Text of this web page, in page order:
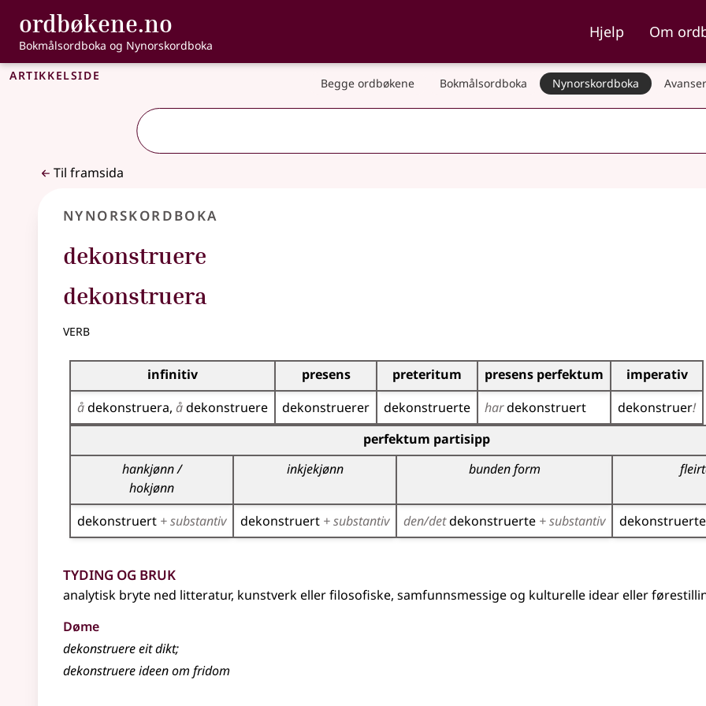
Gå til hovudinnhald
Tilgjenge
ordbøkene.no , Bokmålsordboka og Nynorskordboka
Bokmålsordboka og Nynorskordboka
Hjelp Om
Artikkelside Begge ordbøkene Bokmålsordboka Nynorskordboka
Til framsida
Nynorskordboka
dekonstruere
dekonstruera
verb
Bøyningstabell for dette verbet
infinitiv presens preteritum presens perfektum
imperativ
ådekonstruera ådekonstruere dekonstruerer dekonstruerte hardekonstruert dekonstruer!
perfektum partisipp
hankjønn /
hokjønn
inkjekjønn bunden form
dekonstruert + substantiv dekonstruert + substantiv den/detdekonstruerte + substantiv dekonstruerte
Tyding og bruk
analytisk bryte ned litteratur, kunstverk eller filosofiske, samfunnsmessige og kulturelle idear eller
Døme
dekonstruere eit dikt;
dekonstruere ideen om fridom